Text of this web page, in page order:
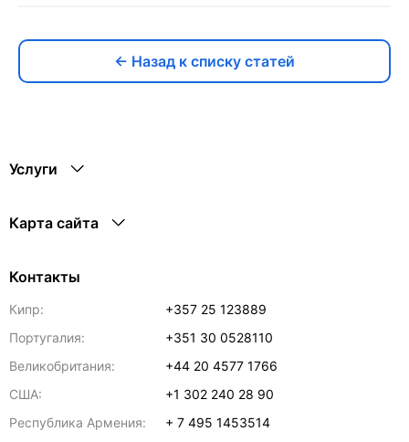
← Назад к списку статей
Услуги
Карта сайта
Контакты
Кипр:
+357 25 123889
Португалия:
+351 30 0528110
Великобритания:
+44 20 4577 1766
США:
+1 302 240 28 90
Республика Армения:
+ 7 495 1453514